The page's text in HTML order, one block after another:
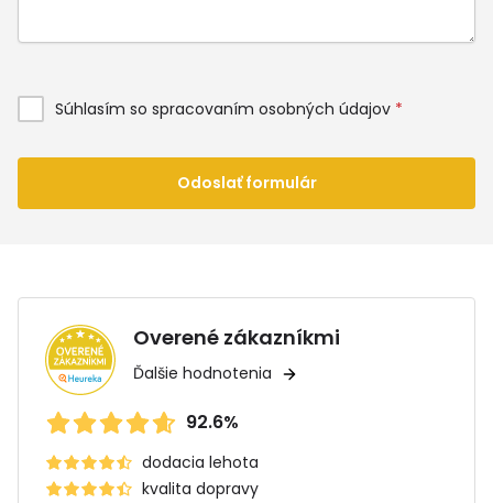
Súhlasím so spracovaním osobných údajov *
Odoslať formulár
Overené zákazníkmi
Ďalšie hodnotenia
92.6%
dodacia lehota
kvalita dopravy